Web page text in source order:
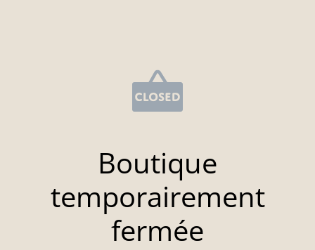
Boutique
temporairement
fermée